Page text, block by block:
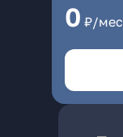
0 ₽/мес